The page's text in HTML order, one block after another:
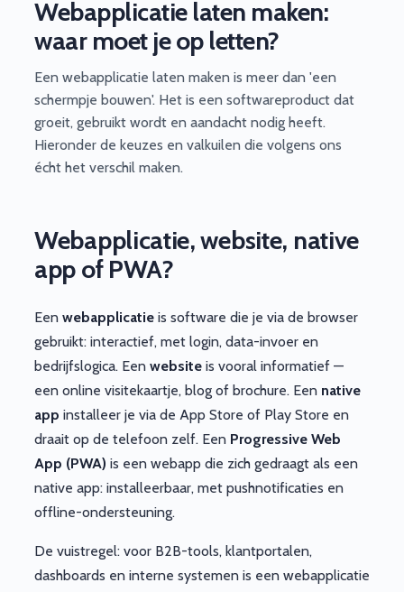
Webapplicatie laten maken:
waar moet je op letten?
Een webapplicatie laten maken is meer dan 'een
schermpje bouwen'. Het is een softwareproduct dat
groeit, gebruikt wordt en aandacht nodig heeft.
Hieronder de keuzes en valkuilen die volgens ons
écht het verschil maken.
Webapplicatie, website, native
app of PWA?
Een webapplicatie is software die je via de browser
gebruikt: interactief, met login, data-invoer en
bedrijfslogica. Een website is vooral informatief —
een online visitekaartje, blog of brochure. Een native
app installeer je via de App Store of Play Store en
draait op de telefoon zelf. Een Progressive Web
App (PWA) is een webapp die zich gedraagt als een
native app: installeerbaar, met pushnotificaties en
offline-ondersteuning.
De vuistregel: voor B2B-tools, klantportalen,
dashboards en interne systemen is een webapplicatie